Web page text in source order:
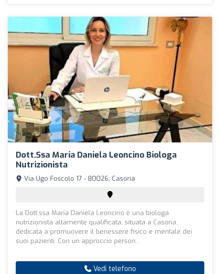
Dott.ssa Maria Daniela Leoncino Biologa
Nutrizionista
Via Ugo Foscolo 17 - 80026, Casoria
La Dott.ssa Maria Daniela Leoncino è una biologa
nutrizionista altamente qualificata, situata a Casoria,
dedicata a promuovere il benessere fisico e mentale dei
suoi pazienti. Con un approccio person...
Vedi telefono